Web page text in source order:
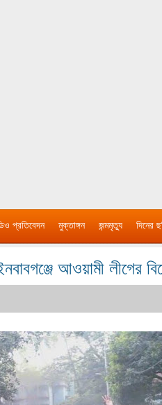
প্রতিবেদন মুক্তাঙ্গন জন্মমৃত্যু দিনের
আওয়ামী লীগের